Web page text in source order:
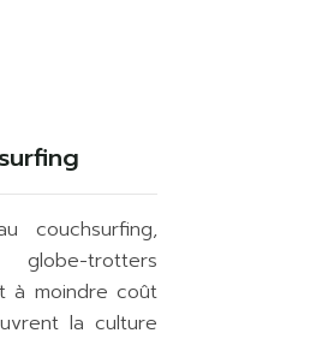
couchsurfing,
trotters
à moindre coût
la culture